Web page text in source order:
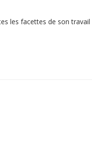
les facettes de son